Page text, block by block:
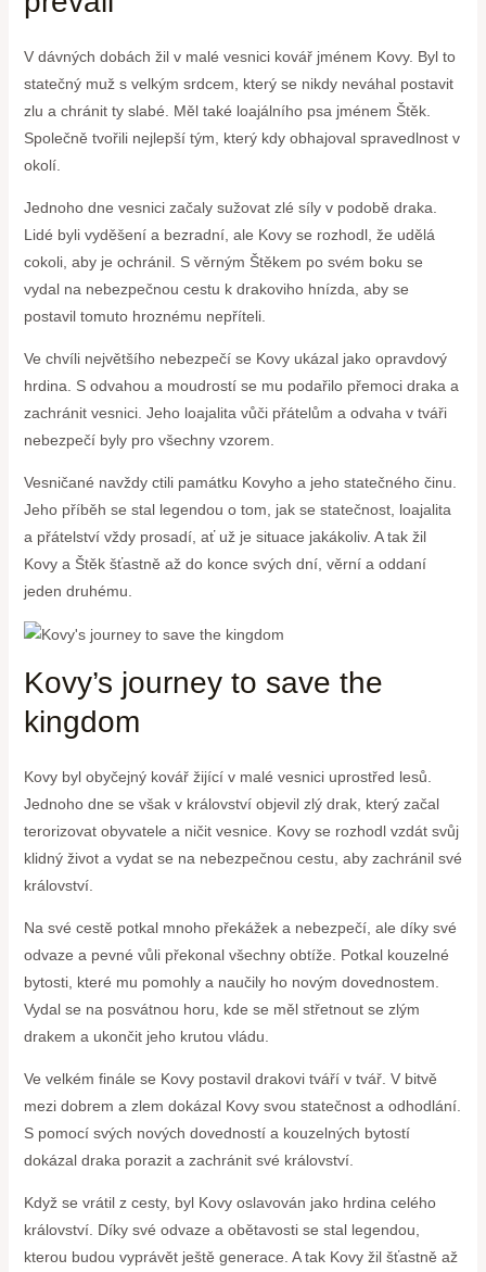
V dávných dobách žil v malé vesnici kovář jménem Kovy. Byl to
statečný muž s velkým srdcem, který se nikdy neváhal postavit
zlu a chránit ty slabé. Měl také loajálního psa jménem Štěk.
Společně tvořili nejlepší tým, který kdy obhajoval spravedlnost v
okolí.
Jednoho dne vesnici začaly sužovat zlé síly v podobě draka.
Lidé byli vyděšení a bezradní, ale Kovy se rozhodl, že udělá
cokoli, aby je ochránil. S věrným Štěkem po svém boku se
vydal na nebezpečnou cestu k drakoviho hnízda, aby se
postavil tomuto hroznému nepříteli.
Ve chvíli největšího nebezpečí se Kovy ukázal jako opravdový
hrdina. S odvahou a moudrostí se mu podařilo přemoci draka a
zachránit vesnici. Jeho loajalita vůči přátelům a odvaha v tváři
nebezpečí byly pro všechny vzorem.
Vesničané navždy ctili památku Kovyho a jeho statečného činu.
Jeho příběh se stal legendou o tom, jak se statečnost, loajalita
a přátelství vždy prosadí, ať už je situace jakákoliv. A tak žil
Kovy a Štěk šťastně až do konce svých dní, věrní a oddaní
jeden druhému.
Kovy’s journey to save the
kingdom
Kovy byl obyčejný kovář žijící v malé vesnici uprostřed lesů.
Jednoho dne se však v království objevil zlý drak, který začal
terorizovat obyvatele a ničit vesnice. Kovy se rozhodl vzdát svůj
klidný život a vydat se na nebezpečnou cestu, aby zachránil své
království.
Na své cestě potkal mnoho překážek a nebezpečí, ale díky své
odvaze a pevné vůli překonal všechny obtíže. Potkal kouzelné
bytosti, které mu pomohly a naučily ho novým dovednostem.
Vydal se na posvátnou horu, kde se měl střetnout se zlým
drakem a ukončit jeho krutou vládu.
Ve velkém finále se Kovy postavil drakovi tváří v tvář. V bitvě
mezi dobrem a zlem dokázal Kovy svou statečnost a odhodlání.
S pomocí svých nových dovedností a kouzelných bytostí
dokázal draka porazit a zachránit své království.
Když se vrátil z cesty, byl Kovy oslavován jako hrdina celého
království. Díky své odvaze a obětavosti se stal legendou,
kterou budou vyprávět ještě generace. A tak Kovy žil šťastně až